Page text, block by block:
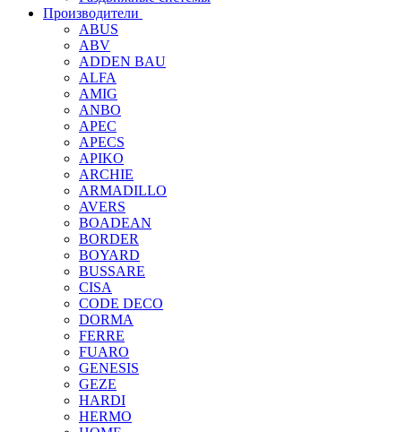
Производители
ABUS
ABV
ADDEN BAU
ALFA
AMIG
ANBO
APEC
APECS
APIKO
ARCHIE
ARMADILLO
AVERS
BOADEAN
BORDER
BOYARD
BUSSARE
CISA
CODE DECO
DORMA
FERRE
FUARO
GENESIS
GEZE
HARDI
HERMO